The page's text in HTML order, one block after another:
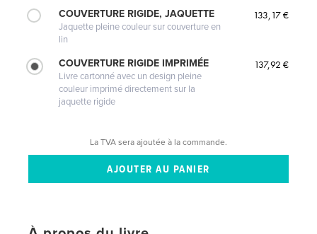
COUVERTURE RIGIDE, JAQUETTE
Jaquette pleine couleur sur couverture en
lin
133,17 €
COUVERTURE RIGIDE IMPRIMÉE
Livre cartonné avec un design pleine
couleur imprimé directement sur la
jaquette rigide
137,92 €
La TVA sera ajoutée à la commande.